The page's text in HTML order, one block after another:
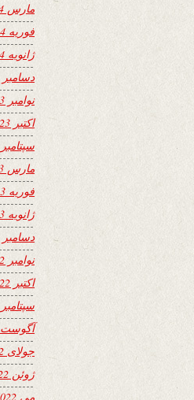
مارس 2024
فوریه 2024
ژانویه 2024
دسامبر 2023
نوامبر 2023
اکتبر 2023
سپتامبر 2023
مارس 2023
فوریه 2023
ژانویه 2023
دسامبر 2022
نوامبر 2022
اکتبر 2022
سپتامبر 2022
آگوست 2022
جولای 2022
ژوئن 2022
می 2022